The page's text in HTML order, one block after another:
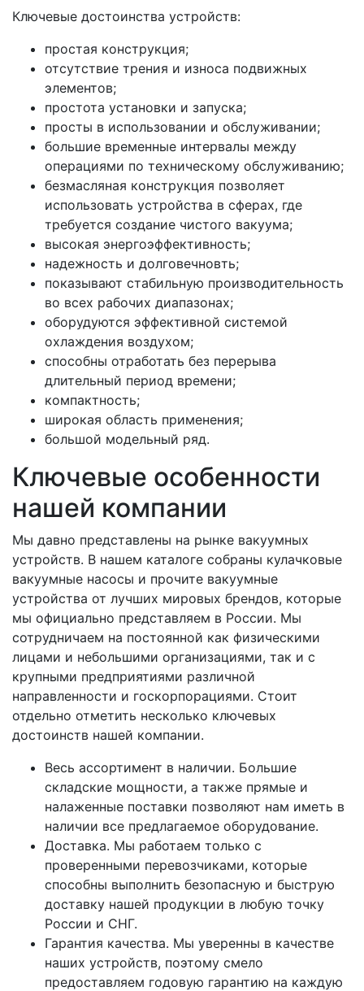
Ключевые достоинства устройств:
проcтая конструкция;
отсутствие трения и износа подвижных
элементов;
простота установки и запуска;
просты в использовании и обслуживании;
большие временные интервалы между
операциями по техническому обслуживанию;
безмасляная конструкция позволяет
использовать устройства в сферах, где
требуется создание чистого вакуума;
высокая энергоэффективность;
надежность и долговечновть;
показывают стабильную производительность
во всех рабочих диапазонах;
оборудуются эффективной системой
охлаждения воздухом;
способны отработать без перерыва
длительный период времени;
компактность;
широкая область применения;
большой модельный ряд.
Ключевые особенности
нашей компании
Мы давно представлены на рынке вакуумных
устройств. В нашем каталоге собраны кулачковые
вакуумные насосы и прочите вакуумные
устройства от лучших мировых брендов, которые
мы официально представляем в России. Мы
сотрудничаем на постоянной как физическими
лицами и небольшими организациями, так и с
крупными предприятиями различной
направленности и госкорпорациями. Стоит
отдельно отметить несколько ключевых
достоинств нашей компании.
Весь ассортимент в наличии. Большие
складские мощности, а также прямые и
налаженные поставки позволяют нам иметь в
наличии все предлагаемое оборудование.
Доставка. Мы работаем только с
проверенными перевозчиками, которые
способны выполнить безопасную и быструю
доставку нашей продукции в любую точку
России и СНГ.
Гарантия качества. Мы уверенны в качестве
наших устройств, поэтому смело
предоставляем годовую гарантию на каждую